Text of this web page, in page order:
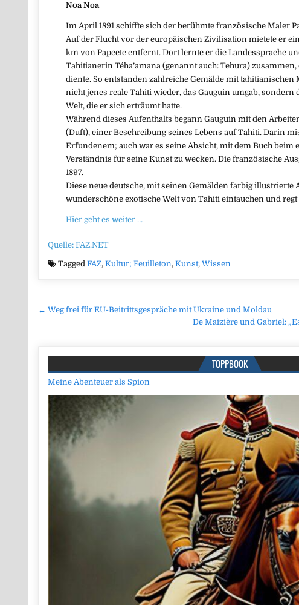
Noa Noa
Im April 1891 schiffte sich der berühmte französische Maler
Auf der Flucht vor der europäischen Zivilisation mietete er
km von Papeete entfernt. Dort lernte er die Landessprache
Tahitianerin Téha’amana (genannt auch: Tehura)
diente. So entstanden zahlreiche Gemälde mit tahitianischen
nicht jenes reale Tahiti wieder, das Gauguin umgab, sondern
Welt, die er sich erträumt hatte.
Während dieses Aufenthalts begann Gauguin mit den
(Duft), einer Beschreibung seines Lebens auf Tahiti. Darin
Erfundenem; auch war es seine Absicht, mit dem Buch beim
Verständnis für seine Kunst zu wecken. Die französische
1897.
Diese neue deutsche, mit seinen Gemälden farbig illustrierte
wunderschöne exotische Welt von Tahiti eintauchen und
Hier geht es weiter …
Quelle: FAZ.NET
TaggedFAZ,Kultur; Feuilleton,Kunst,Wissen
Beitragsnavigation
← Weg frei für EU-Beitrittsgespräche mit Ukraine und Moldau
De Maizière und Gabriel:
TOPPBOOK
Meine Abenteuer als Spion